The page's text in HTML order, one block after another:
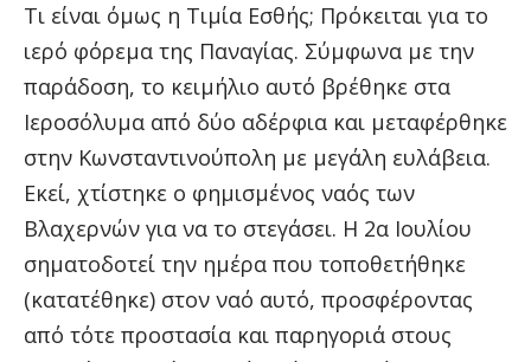
Τι είναι όμως η Τιμία Εσθής; Πρόκειται για το
ιερό φόρεμα της Παναγίας. Σύμφωνα με την
παράδοση, το κειμήλιο αυτό βρέθηκε στα
Ιεροσόλυμα από δύο αδέρφια και μεταφέρθηκε
στην Κωνσταντινούπολη με μεγάλη ευλάβεια.
Εκεί, χτίστηκε ο φημισμένος ναός των
Βλαχερνών για να το στεγάσει. Η 2α Ιουλίου
σηματοδοτεί την ημέρα που τοποθετήθηκε
(κατατέθηκε) στον ναό αυτό, προσφέροντας
από τότε προστασία και παρηγοριά στους